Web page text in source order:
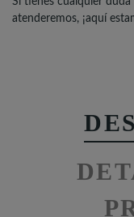
atenderemos, ¡aquí